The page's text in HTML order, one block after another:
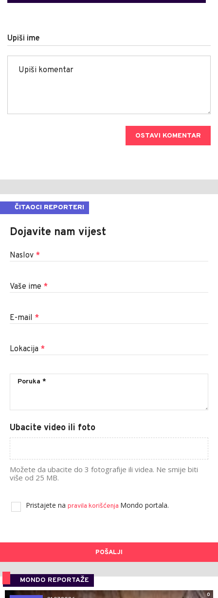
Upiši ime
OSTAVI KOMENTAR
ČITAOCI REPORTERI
Dojavite nam vijest
Naslov *
Vaše ime *
E-mail *
Lokacija *
Ubacite video ili foto
Možete da ubacite do 3 fotografije ili videa. Ne smije biti
više od 25 MB.
Pristajete na pravila korišćenja Mondo portala.
POŠALJI
MONDO REPORTAŽE
0